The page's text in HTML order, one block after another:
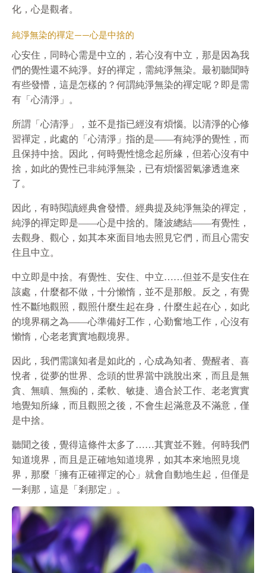
化，心是觀者。
純淨無染的禪定——心是中捨的
心安住，同時心需是中立的，若心沒有中立，那是因為我
們的覺性還不純淨。好的禪定，需純淨無染。最初聽聞時
有些發懵，這是怎樣的？何謂純淨無染的禪定呢？即是需
有「心清淨」。
所謂「心清淨」，並不是指已經沒有煩惱。以清淨的心修
習禪定，此處的「心清淨」指的是——有純淨的覺性，而
且保持中捨。因此，何時覺性憶念起所緣，但若心沒有中
捨，如此的覺性已非純淨無染，已有煩惱習氣滲透進來
了。
因此，有時閱讀經典會發懵。經典提及純淨無染的禪定，
純淨的禪定即是——心是中捨的。隆波總結——有覺性，
去觀身、觀心，如其本來面目地去照見它們，而且心需安
住且中立。
中立即是中捨。有覺性、安住、中立……但並不是安住在
該處，什麼都不做，十分懶惰，並不是那般。反之，有覺
性不斷地觀照，觀照什麼生起在身，什麼生起在心，如此
的境界稱之為——心準備好工作，心勤奮地工作，心沒有
懶惰，心老老實實地觀境界。
因此，我們需讓知者是如此的，心成為知者、覺醒者、喜
悅者，從夢的世界、念頭的世界當中跳脫出來，而且是無
貪、無瞋、無痴的，柔軟、敏捷、適合於工作、老老實實
地覺知所緣，而且觀照之後，不會生起滿意及不滿意，僅
是中捨。
聽聞之後，覺得這條件太多了……其實並不難。何時我們
知道境界，而且是正確地知道境界，如其本來地照見境
界，那麼「擁有正確禪定的心」就會自動地生起，但僅是
一剎那，這是「剎那定」。